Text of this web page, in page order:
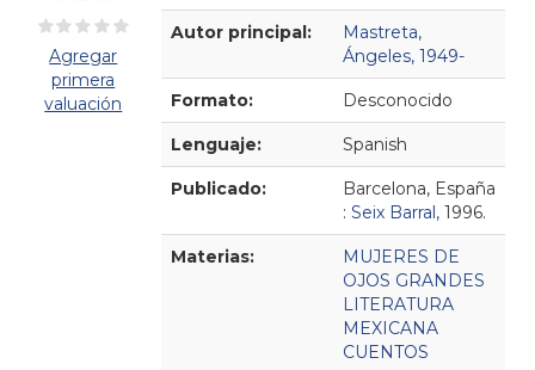
Agregar
primera
valuación
Detalles Bibliográficos
Autor principal:
Mastreta,
Ángeles, 1949-
Formato: Desconocido
Lenguaje: Spanish
Publicado:
Barcelona, España
: Seix Barral, 1996.
Materias:
MUJERES DE
OJOS GRANDES
LITERATURA
MEXICANA
CUENTOS